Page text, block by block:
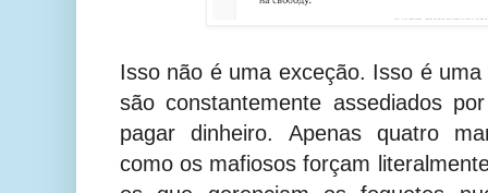
Isso não é uma exceção. Isso é
são constantemente assediados
pagar dinheiro. Apenas quatro
como os mafiosos forçam